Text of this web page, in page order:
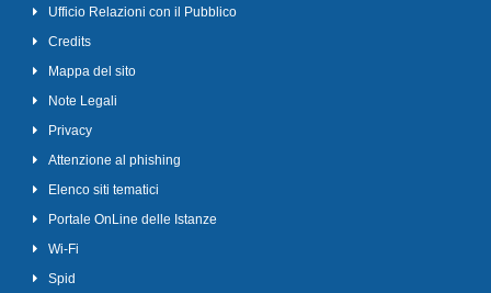
Ufficio Relazioni con il Pubblico
Credits
Mappa del sito
Note Legali
Privacy
Attenzione al phishing
Elenco siti tematici
Portale OnLine delle Istanze
Wi-Fi
Spid